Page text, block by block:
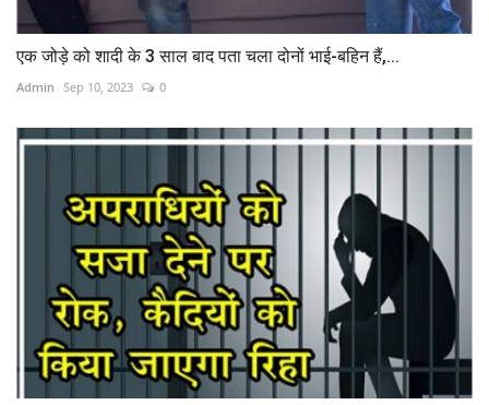
एक जोड़े को शादी के 3 साल बाद पता चला दोनों भाई-ब‎हिन हैं,...
Admin Sep 10, 2023 0